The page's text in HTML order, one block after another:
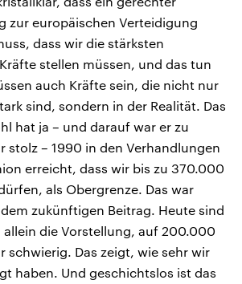
zur europäischen Verteidigung
dass wir die stärksten
stellen müssen, und das tun
auch Kräfte sein, die nicht nur
sind, sondern in der Realität. Das
hat ja – und darauf war er zu
stolz – 1990 in den Verhandlungen
erreicht, dass wir bis zu 370.000
als Obergrenze. Das war
zukünftigen Beitrag. Heute sind
die Vorstellung, auf 200.000
schwierig. Das zeigt, wie sehr wir
haben. Und geschichtslos ist das